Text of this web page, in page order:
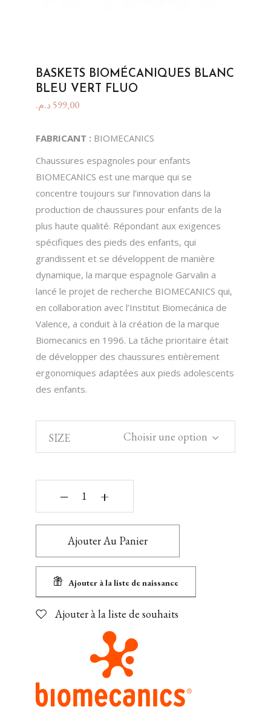
BASKETS BIOMÉCANIQUES BLANC
BLEU VERT FLUO
599,00 د.م.
FABRICANT : BIOMECANICS
Chaussures espagnoles pour enfants
BIOMECANICS est une marque qui se
concentre toujours sur l’innovation dans la
production de chaussures pour enfants de la
plus haute qualité. Répondant aux exigences
spécifiques des pieds des enfants, qui
grandissent et se développent de manière
dynamique, la marque espagnole Garvalin a
lancé le projet de recherche BIOMECANICS qui,
en collaboration avec l’Institut Biomecánica de
Valence, a conduit à la création de la marque
Biomecanics en 1996. La tâche prioritaire était
de développer des chaussures entièrement
ergonomiques adaptées aux pieds adolescents
des enfants.
SIZE Choisir une option
‒ +
Ajouter Au Panier
Ajouter à la liste de naissance
Ajouter à la liste de souhaits